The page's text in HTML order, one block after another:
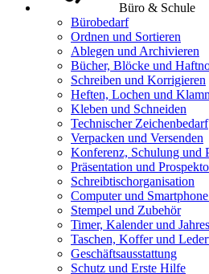
Büro & Schule
Bürobedarf
Ordnen und Sortieren
Ablegen und Archivieren
Bücher, Blöcke und
Schreiben und Korrigieren
Heften, Lochen und
Kleben und Schneiden
Technischer Zeichenbedarf
Verpacken und Versenden
Konferenz, Schulung und
Präsentation und
Schreibtischorganisation
Computer und
Stempel und Zubehör
Timer, Kalender und
Taschen, Koffer und
Geschäftsausstattung
Schutz und Erste Hilfe